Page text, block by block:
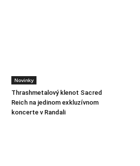
Novinky
Thrashmetalový klenot Sacred
Reich na jedinom exkluzívnom
koncerte v Randali